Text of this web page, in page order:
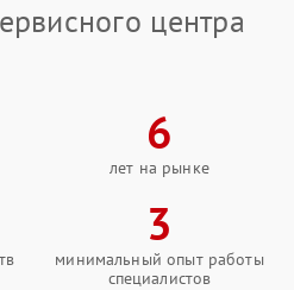
центра
6
лет на рынке
3
минимальный опыт работы
специалистов